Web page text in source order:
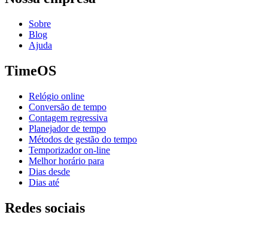
Sobre
Blog
Ajuda
TimeOS
Relógio online
Conversão de tempo
Contagem regressiva
Planejador de tempo
Métodos de gestão do tempo
Temporizador on-line
Melhor horário para
Dias desde
Dias até
Redes sociais